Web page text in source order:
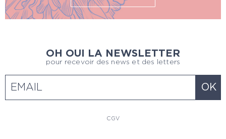
OH OUI LA NEWSLETTER
pour recevoir des news et des letters
CGV